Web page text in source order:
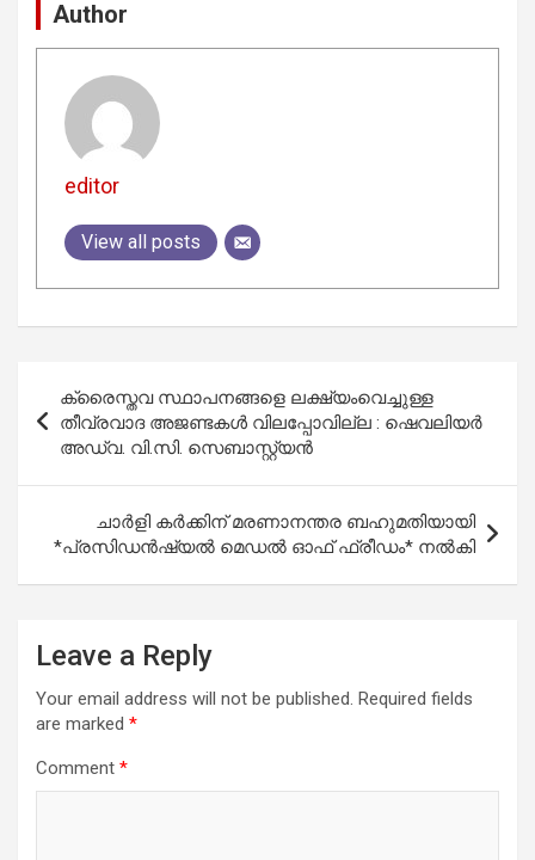
Author
editor
View all posts
navigation
ക്രൈസ്തവ സ്ഥാപനങ്ങളെ ലക്ഷ്യംവെച്ചുള്ള
തീവ്രവാദ അജണ്ടകൾ വിലപ്പോവില്ല : ഷെവലിയര്‍
അഡ്വ. വി.സി. സെബാസ്റ്റ്യൻ
ചാർളി കർക്കിന് മരണാനന്തര ബഹുമതിയായി
*പ്രസിഡൻഷ്യൽ മെഡൽ ഓഫ് ഫ്രീഡം* നൽകി
Leave a Reply
Your email address will not be published. Required fields
are marked *
Comment *